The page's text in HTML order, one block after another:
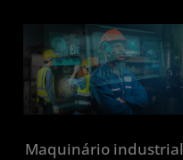
Maquinário industrial